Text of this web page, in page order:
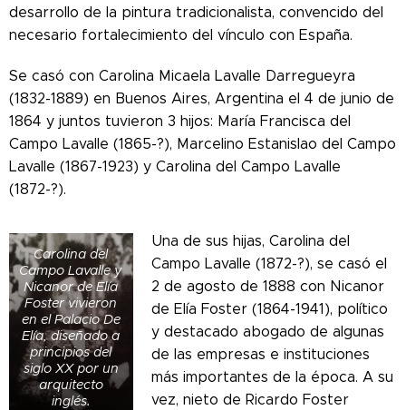
desarrollo de la pintura tradicionalista, convencido del
necesario fortalecimiento del vínculo con España.
Se casó con Carolina Micaela Lavalle Darregueyra
(1832-1889) en Buenos Aires, Argentina el 4 de junio de
1864 y juntos tuvieron 3 hijos: María Francisca del
Campo Lavalle (1865-?), Marcelino Estanislao del Campo
Lavalle (1867-1923) y Carolina del Campo Lavalle
(1872-?).
Carolina del
Campo Lavalle y
Nicanor de Elía
Foster vivieron
en el Palacio De
Elía, diseñado a
principios del
siglo XX por un
arquitecto
inglés.
Una de sus hijas, Carolina del
Campo Lavalle (1872-?), se casó el
2 de agosto de 1888 con Nicanor
de Elía Foster (1864-1941), político
y destacado abogado de algunas
de las empresas e instituciones
más importantes de la época. A su
vez, nieto de Ricardo Foster